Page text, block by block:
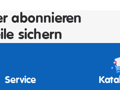
abonnieren
sichern
Service